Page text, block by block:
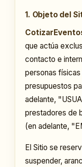
1. Objeto del
que actúa
contacto e
personas
presupuestos
adelante,
prestadores de
(en adelante,
El Sitio se
suspender,